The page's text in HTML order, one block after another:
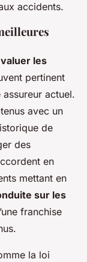
accidents.
les
pertinent
actuel.
avec un
de
des
en
mettant en
sur les
franchise
la loi